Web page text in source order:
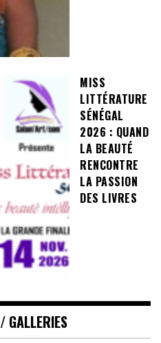
MISS
LITTÉRATURE
SÉNÉGAL
2026 : QUAND
LA BEAUTÉ
RENCONTRE
LA PASSION
DES LIVRES
GALLERIES